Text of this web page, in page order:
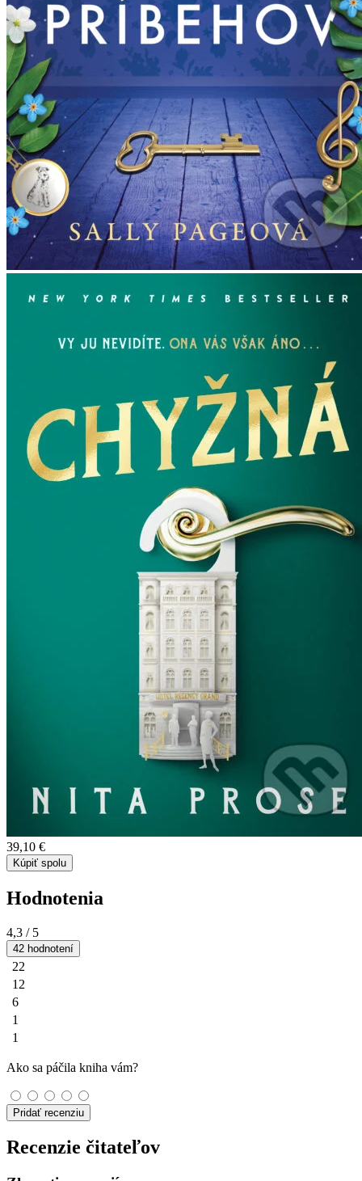
39,10 €
Kúpiť spolu
Hodnotenia
4,3 / 5
42 hodnotení
22
12
6
1
1
Ako sa páčila kniha vám?
Pridať recenziu
Recenzie čitateľov